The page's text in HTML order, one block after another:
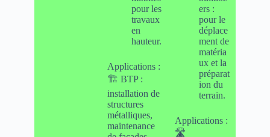
pour les
travaux
en
hauteur.
Applications :
🏗 BTP :
installation de
structures
métalliques,
maintenance
ers :
pour le
déplace
ment de
matéria
ux et la
préparat
ion du
terrain.
Applications :
🛣